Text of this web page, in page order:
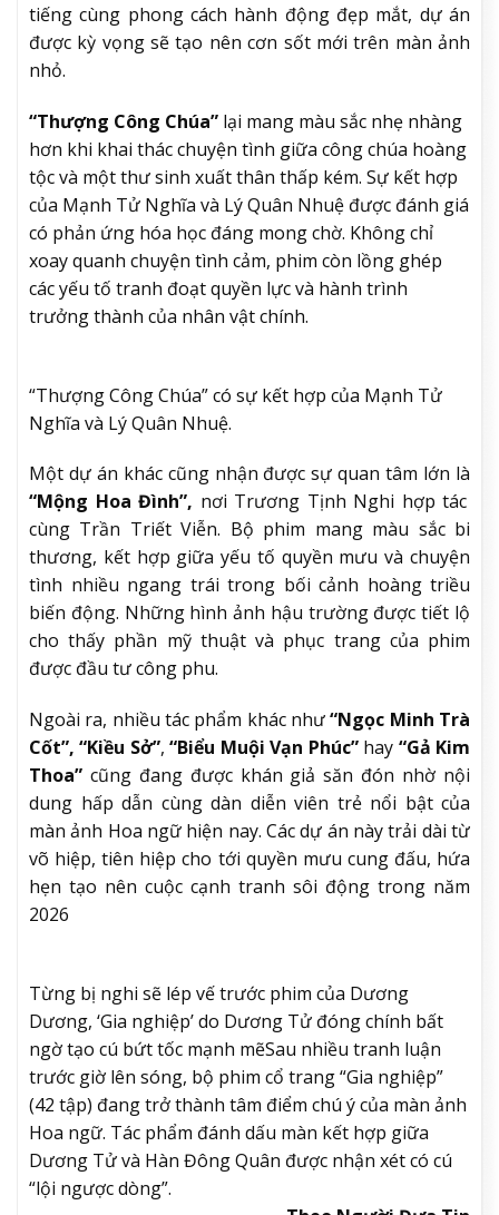
tiếng cùng phong cách hành động đẹp mắt, dự án
được kỳ vọng sẽ tạo nên cơn sốt mới trên màn ảnh
nhỏ.
“Thượng Công Chúa” lại mang màu sắc nhẹ nhàng
hơn khi khai thác chuyện tình giữa công chúa hoàng
tộc và một thư sinh xuất thân thấp kém. Sự kết hợp
của Mạnh Tử Nghĩa và Lý Quân Nhuệ được đánh giá
có phản ứng hóa học đáng mong chờ. Không chỉ
xoay quanh chuyện tình cảm, phim còn lồng ghép
các yếu tố tranh đoạt quyền lực và hành trình
trưởng thành của nhân vật chính.
“Thượng Công Chúa” có sự kết hợp của Mạnh Tử
Nghĩa và Lý Quân Nhuệ.
Một dự án khác cũng nhận được sự quan tâm lớn là
“Mộng Hoa Đình”, nơi Trương Tịnh Nghi hợp tác
cùng Trần Triết Viễn. Bộ phim mang màu sắc bi
thương, kết hợp giữa yếu tố quyền mưu và chuyện
tình nhiều ngang trái trong bối cảnh hoàng triều
biến động. Những hình ảnh hậu trường được tiết lộ
cho thấy phần mỹ thuật và phục trang của phim
được đầu tư công phu.
Ngoài ra, nhiều tác phẩm khác như“Ngọc Minh Trà
Cốt”, “Kiều Sở”,“Biểu Muội Vạn Phúc”hay “Gả Kim
Thoa” cũng đang được khán giả săn đón nhờ nội
dung hấp dẫn cùng dàn diễn viên trẻ nổi bật của
màn ảnh Hoa ngữ hiện nay. Các dự án này trải dài từ
võ hiệp, tiên hiệp cho tới quyền mưu cung đấu, hứa
hẹn tạo nên cuộc cạnh tranh sôi động trong năm
2026
Từng bị nghi sẽ lép vế trước phim của Dương
Dương, ‘Gia nghiệp’ do Dương Tử đóng chính bất
ngờ tạo cú bứt tốc mạnh mẽSau nhiều tranh luận
trước giờ lên sóng, bộ phim cổ trang “Gia nghiệp”
(42 tập) đang trở thành tâm điểm chú ý của màn ảnh
Hoa ngữ. Tác phẩm đánh dấu màn kết hợp giữa
Dương Tử và Hàn Đông Quân được nhận xét có cú
“lội ngược dòng”.